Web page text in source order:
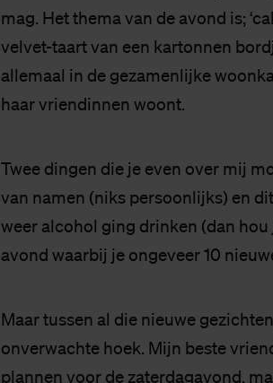
mag. Het thema van de avond is;
velvet-taart van een kartonnen
allemaal in de gezamenlijke
haar vriendinnen woont.
Twee dingen die je even over mij
van namen (niks persoonlijks) en
weer alcohol ging drinken (dan
avond waarbij je ongeveer 10
Maar tussen al die nieuwe
onverwachte hoek. Mijn beste
plannen voor de zaterdagavond,